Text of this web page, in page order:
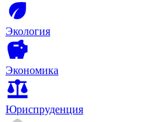
Экология
Экономика
Юриспруденция